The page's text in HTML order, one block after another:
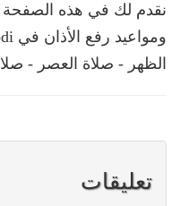
نقدم لك في هذه
الظهر - صلاة العصر -
تعليقات